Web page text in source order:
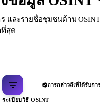
และรายชื่อชุมชนด้าน
ที่สุด
การกล่าวถึงที่ได้รับกา
ระเบียบวิธี OSINT